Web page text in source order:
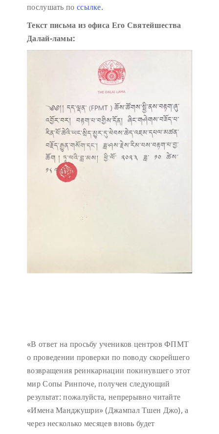
послушать по ссылке.
Текст письма из офиса Его Святейшества
Далай-ламы:
«В ответ на просьбу учеников центров ФПМТ
о проведении проверки по поводу скорейшего
возвращения реинкарнации покинувшего этот
мир Сопы Ринпоче, получен следующий
результат: пожалуйста, непрерывно читайте
«Имена Манджушри» (Джампал Тшен Джо), а
через несколько месяцев вновь будет